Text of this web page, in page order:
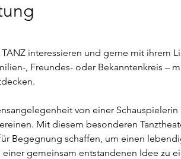
TANZ interessieren und gerne mit ihrem
, Freundes- oder Bekanntenkreis –
von einer
Mit diesem besonderen
Begegnung schaffen, um einen
gemeinsam entstandenen Idee zu